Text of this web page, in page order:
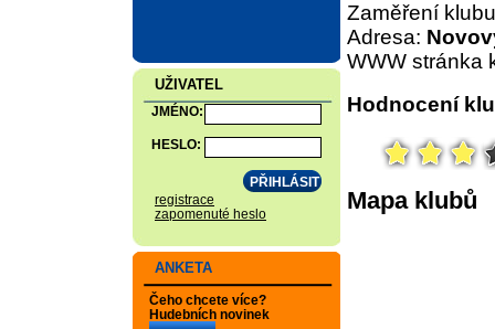
UŽIVATEL
JMÉNO:
HESLO:
registrace
zapomenuté heslo
ANKETA
Čeho chcete více?
Hudebních novinek
Zaměření
Adresa:
WWW stránka
Hodnocení
Mapa klubů